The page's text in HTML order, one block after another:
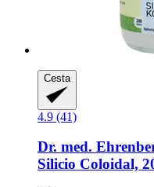
Cesta
4.9 (41)
Dr. med.
Silicio Coloidal,